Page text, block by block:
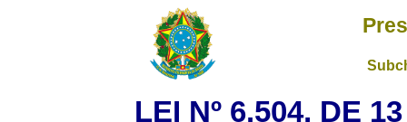
LEI Nº 6.504, DE